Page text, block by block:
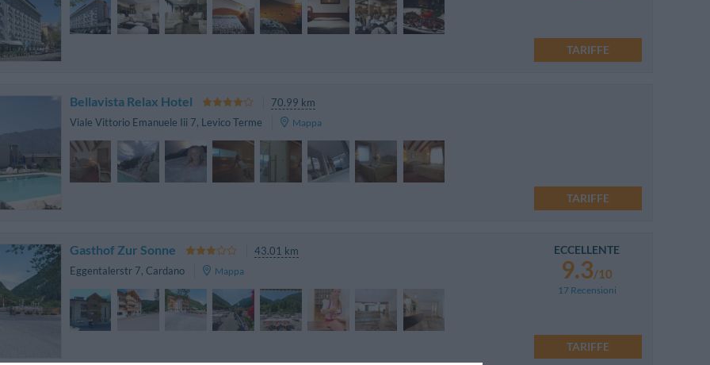
TARIFFE
Bellavista Relax Hotel
70.99 km
Viale Vittorio Emanuele Iii 7, Levico Terme Mappa
TARIFFE
Gasthof Zur Sonne
43.01 km
Eggentalerstr 7, Cardano Mappa
ECCELLENTE
9.3/10
17 Recensioni
TARIFFE